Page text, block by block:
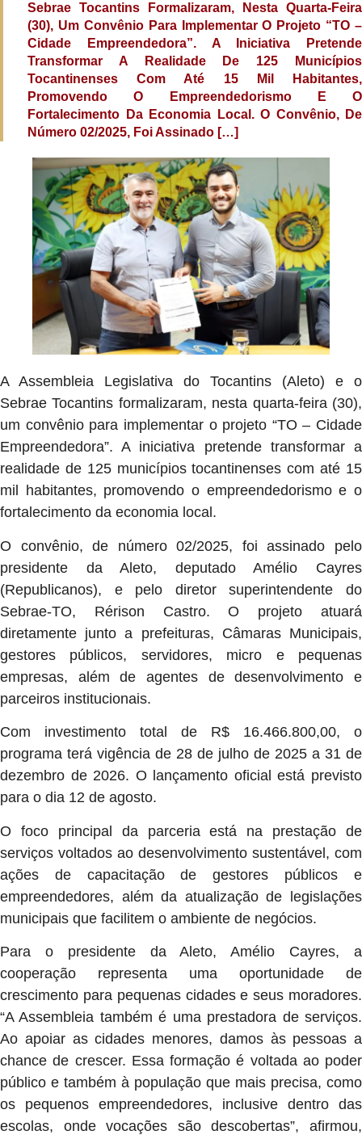
Sebrae Tocantins Formalizaram, Nesta Quarta-Feira
(30), Um Convênio Para Implementar O Projeto “TO –
Cidade Empreendedora”. A Iniciativa Pretende
Transformar A Realidade De 125 Municípios
Tocantinenses Com Até 15 Mil Habitantes,
Promovendo O Empreendedorismo E O
Fortalecimento Da Economia Local. O Convênio, De
Número 02/2025, Foi Assinado […]
A Assembleia Legislativa do Tocantins (Aleto) e o
Sebrae Tocantins formalizaram, nesta quarta-feira (30),
um convênio para implementar o projeto “TO – Cidade
Empreendedora”. A iniciativa pretende transformar a
realidade de 125 municípios tocantinenses com até 15
mil habitantes, promovendo o empreendedorismo e o
fortalecimento da economia local.
O convênio, de número 02/2025, foi assinado pelo
presidente da Aleto, deputado Amélio Cayres
(Republicanos), e pelo diretor superintendente do
Sebrae-TO, Rérison Castro. O projeto atuará
diretamente junto a prefeituras, Câmaras Municipais,
gestores públicos, servidores, micro e pequenas
empresas, além de agentes de desenvolvimento e
parceiros institucionais.
Com investimento total de R$ 16.466.800,00, o
programa terá vigência de 28 de julho de 2025 a 31 de
dezembro de 2026. O lançamento oficial está previsto
para o dia 12 de agosto.
O foco principal da parceria está na prestação de
serviços voltados ao desenvolvimento sustentável, com
ações de capacitação de gestores públicos e
empreendedores, além da atualização de legislações
municipais que facilitem o ambiente de negócios.
Para o presidente da Aleto, Amélio Cayres, a
cooperação representa uma oportunidade de
crescimento para pequenas cidades e seus moradores.
“A Assembleia também é uma prestadora de serviços.
Ao apoiar as cidades menores, damos às pessoas a
chance de crescer. Essa formação é voltada ao poder
público e também à população que mais precisa, como
os pequenos empreendedores, inclusive dentro das
escolas, onde vocações são descobertas”, afirmou,